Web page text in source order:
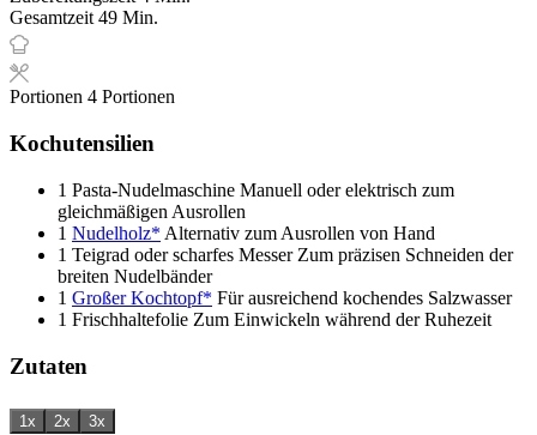
Gesamtzeit49Minuten
Min.
Portionen 4 Portionen
Kochutensilien
1 Pasta-Nudelmaschine Manuell oder elektrisch zum
gleichmäßigen Ausrollen
1 Nudelholz* Alternativ zum Ausrollen von Hand
1 Teigrad oder scharfes Messer Zum präzisen Schneiden der
breiten Nudelbänder
1 Großer Kochtopf* Für ausreichend kochendes Salzwasser
1 Frischhaltefolie Zum Einwickeln während der Ruhezeit
Zutaten
1x 2x 3x